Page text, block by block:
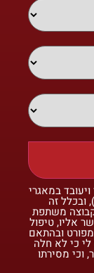
במאגרי
ובכלל זה
משתפת
אליו, טיפול
ובהתאם
לי כי לא חלה
וכי מסירתו